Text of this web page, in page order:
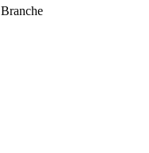
Branche